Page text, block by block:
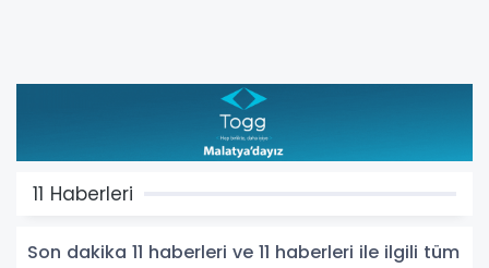
11 Haberleri
Son dakika 11 haberleri ve 11 haberleri ile ilgili tüm